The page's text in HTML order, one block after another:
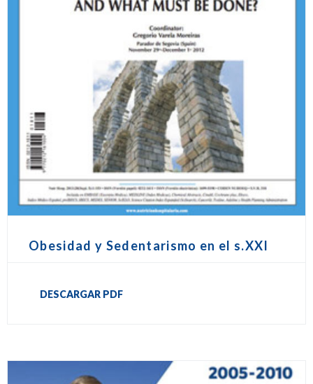
Obesidad y Sedentarismo en el s.XXI
DESCARGAR PDF